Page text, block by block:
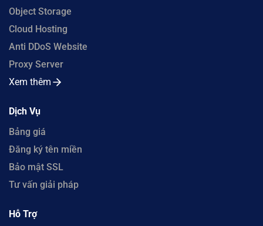
Object Storage
Cloud Hosting
Anti DDoS Website
Proxy Server
Xem thêm
Dịch Vụ
Bảng giá
Đăng ký tên miền
Bảo mật SSL
Tư vấn giải pháp
Hỗ Trợ